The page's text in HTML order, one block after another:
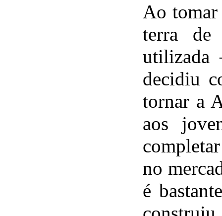
Ao tomar
terra de
utilizada
decidiu
tornar a
aos
no
é